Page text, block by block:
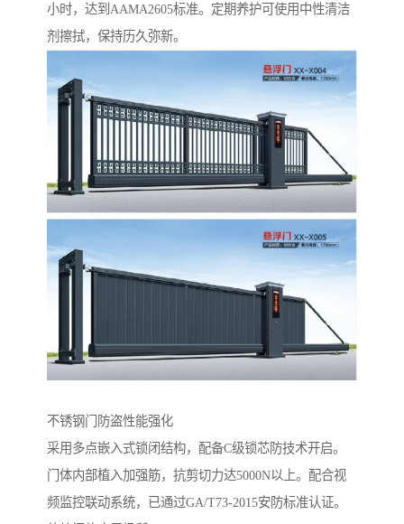
小时，达到AAMA2605标准。定期养护可使用中性清洁
剂擦拭，保持历久弥新。
不锈钢门防盗性能强化‌
采用多点嵌入式锁闭结构，配备C级锁芯防技术开启。
门体内部植入加强筋，抗剪切力达5000N以上。配合视
频监控联动系统，已通过GA/T73-2015安防标准认证。